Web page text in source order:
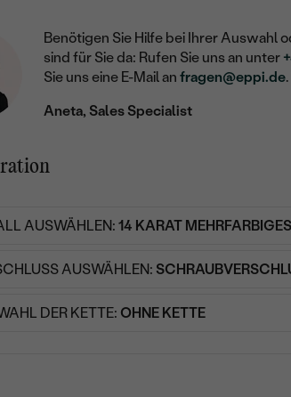
Benötigen Sie Hilfe bei Ihrer Auswahl
sind für Sie da: Rufen Sie uns an unter
Sie uns eine E-Mail anfragen@eppi.de
Aneta, Sales Specialist
AUSWÄHLEN: 14 KARAT
AUSWÄHLEN:
DER KETTE: OHNE KETTE